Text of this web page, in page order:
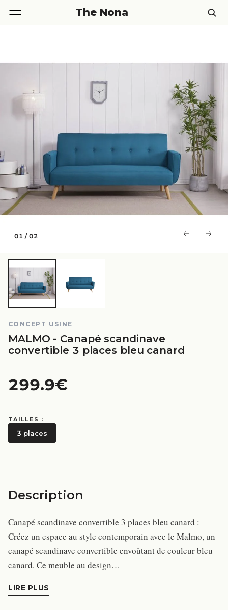
The Nona
01 /02
CONCEPT USINE
MALMO - Canapé scandinave
convertible 3 places bleu canard
299.9€
TAILLES :
3 places
Description
Canapé scandinave convertible 3 places bleu canard :
Créez un espace au style contemporain avec le Malmo, un
canapé scandinave convertible envoûtant de couleur bleu
canard. Ce meuble au design…
LIRE PLUS